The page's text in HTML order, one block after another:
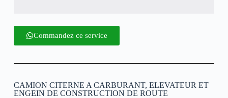
Commandez ce service
CAMION CITERNE A CARBURANT, ELEVATEUR ET
ENGEIN DE CONSTRUCTION DE ROUTE